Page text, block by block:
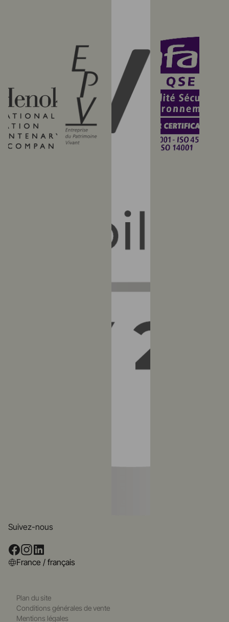
Suivez-nous
France / français
Plan du site
Conditions générales de vente
Mentions légales